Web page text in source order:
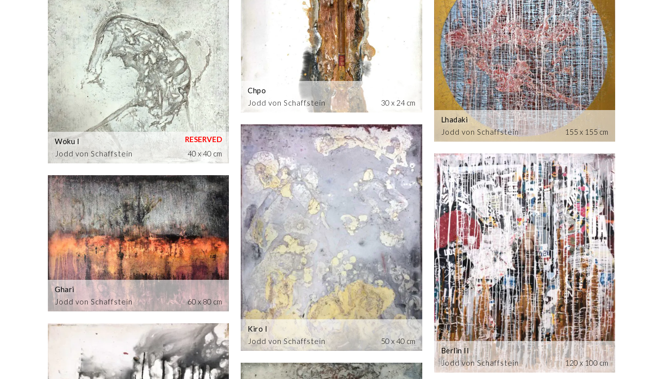
Jodd von Schaffstein
Woku I
40 x 40 cm
Jodd von Schaffstein
Ghari
60 x 80 cm
Jodd von Schaffstein
Chpo
30 x 24 cm
Jodd von Schaffstein
Kiro I
50 x 40 cm
Jodd von Schaffstein
Lhadaki
155 x 155 cm
Jodd von Schaffstein
Berlin II
120 x 100 cm